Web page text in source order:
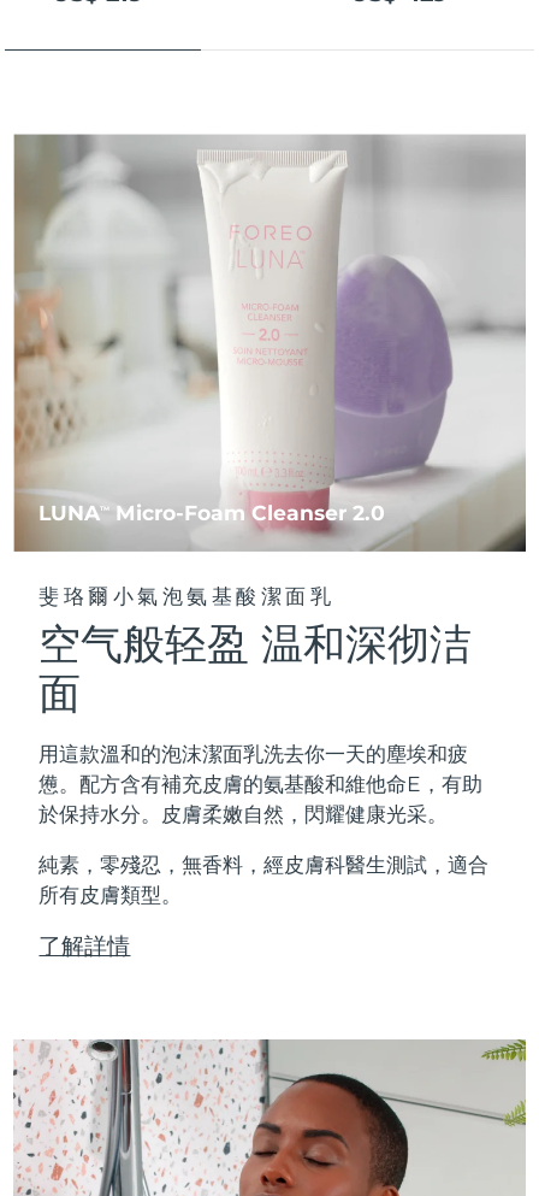
LUNATM Micro-Foam Cleanser 2.0
斐珞爾小氣泡氨基酸潔面乳
空气般轻盈 温和深彻洁
面
用這款溫和的泡沫潔面乳洗去你一天的塵埃和疲
憊。配方含有補充皮膚的氨基酸和維他命E，有助
於保持水分。皮膚柔嫩自然，閃耀健康光采。
純素，零殘忍，無香料，經皮膚科醫生測試，適合
所有皮膚類型。
了解詳情